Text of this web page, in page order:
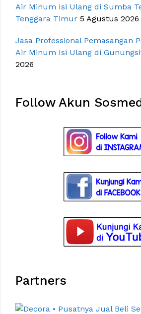
Air Minum Isi Ulang di Sumba
Tenggara Timur 5 Agustus 2026
Jasa Professional Pemasangan
Air Minum Isi Ulang di
2026
Follow Akun
Partners